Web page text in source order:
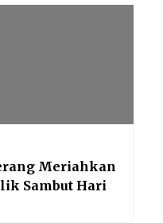
Meriahkan
Sambut Hari